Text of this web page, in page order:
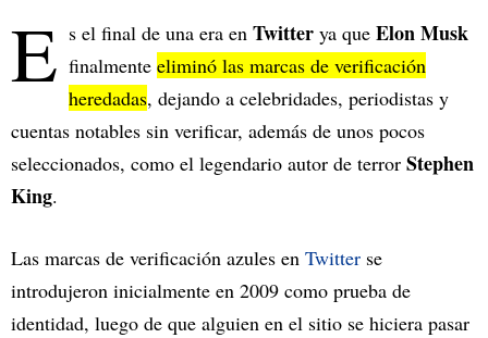
E s el final de una era en Twitter ya que Elon Musk
finalmente eliminó las marcas de verificación
heredadas, dejando a celebridades, periodistas y
cuentas notables sin verificar, además de unos pocos
seleccionados, como el legendario autor de terror Stephen
King.
Las marcas de verificación azules en Twitter se
introdujeron inicialmente en 2009 como prueba de
identidad, luego de que alguien en el sitio se hiciera pasar